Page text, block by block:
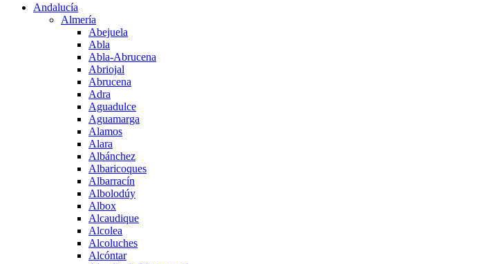
Andalucía
Almería
Abejuela
Abla
Abla-Abrucena
Abriojal
Abrucena
Adra
Aguadulce
Aguamarga
Alamos
Alara
Albánchez
Albaricoques
Albarracín
Albolodúy
Albox
Alcaudique
Alcolea
Alcoluches
Alcóntar